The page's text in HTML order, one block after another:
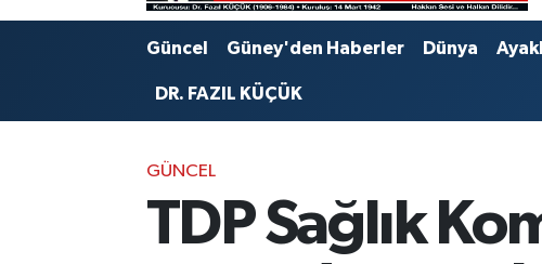
Güncel Güney'den Haberler Dünya
DR. FAZIL KÜÇÜK
GÜNCEL
TDP Sağlık
Puan Durumu ve Fikstür